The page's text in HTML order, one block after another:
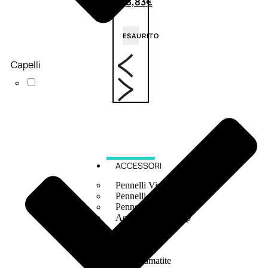
ESAURITO
ACCESSORI
Pennelli Viso
Pennelli Occhi
Pennelli Labbra
Accessori Make Up
Accessori Occhi
Temperamatite
Capelli